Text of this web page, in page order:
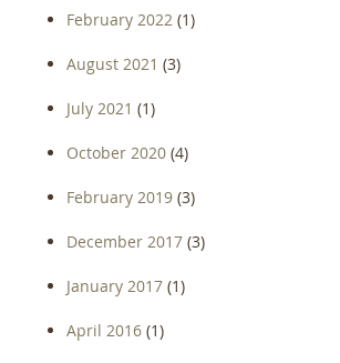
February 2022 (1)
August 2021 (3)
July 2021 (1)
October 2020 (4)
February 2019 (3)
December 2017 (3)
January 2017 (1)
April 2016 (1)